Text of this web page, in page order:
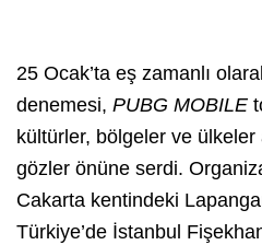
25 Ocak’ta eş zamanlı
denemesi, PUBG MOBILE
kültürler, bölgeler ve ülkeler
gözler önüne serdi.
Cakarta kentindeki
Türkiye’de İstanbul